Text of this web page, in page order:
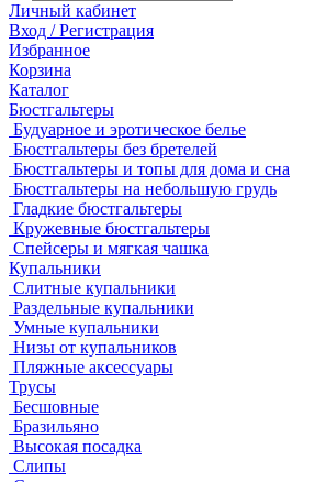
Личный кабинет
Вход / Регистрация
Избранное
Корзина
Каталог
Бюстгальтеры
Будуарное и эротическое белье
Бюстгальтеры без бретелей
Бюстгальтеры и топы для дома и сна
Бюстгальтеры на небольшую грудь
Гладкие бюстгальтеры
Кружевные бюстгальтеры
Спейсеры и мягкая чашка
Купальники
Слитные купальники
Раздельные купальники
Умные купальники
Низы от купальников
Пляжные аксессуары
Трусы
Бесшовные
Бразильяно
Высокая посадка
Слипы